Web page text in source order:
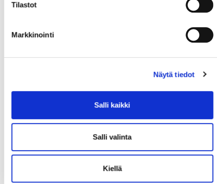
Tilastot
Markkinointi
Näytä tiedot
Salli kaikki
Salli valinta
Kiellä